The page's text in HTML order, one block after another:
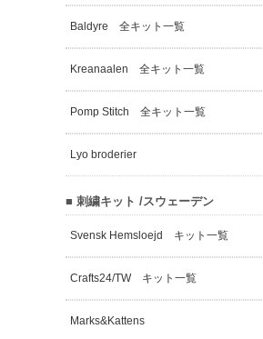
Baldyre 全キット一覧
Kreanaalen 全キット一覧
Pomp Stitch 全キット一覧
Lyo broderier
■ 刺繍キット /スウェーデン
Svensk Hemsloejd キット一覧
Crafts24/TW キット一覧
Marks&Kattens